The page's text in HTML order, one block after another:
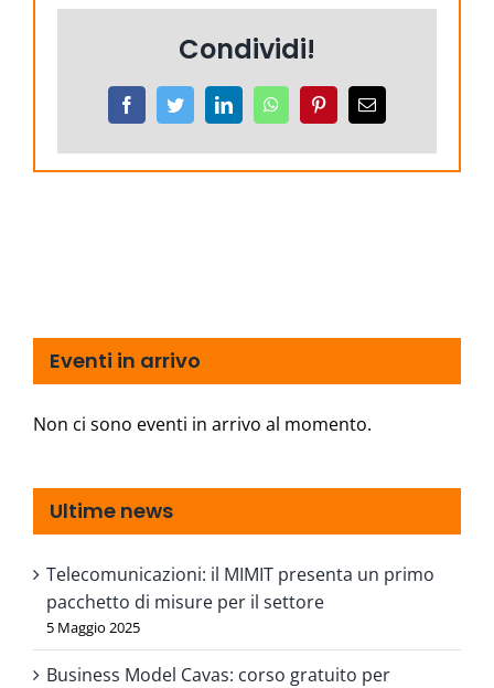
Condividi!
FacebookTwitterLinkedInWhatsAppPinterestEmail
Eventi in arrivo
Non ci sono eventi in arrivo al momento.
Ultime news
Telecomunicazioni: il MIMIT presenta un primo
pacchetto di misure per il settore
5 Maggio 2025
Business Model Cavas: corso gratuito per